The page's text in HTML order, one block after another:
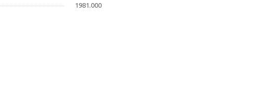
1981.000